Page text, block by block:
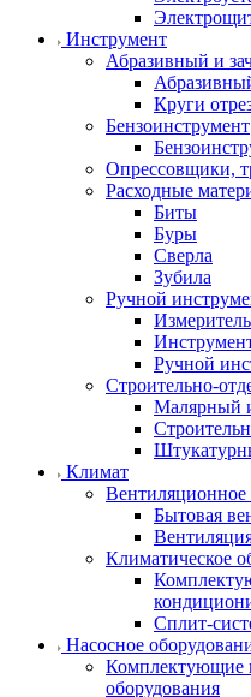
Инструмент
Абразивный и
Круги
Бензоинструмент
Опрессовщики,
Расходные
Биты
Буры
Сверла
Зубила
Ручной
Ручной
Строительно-
Малярный
Климат
Вентиляционное
Бытовая
Климатическое
Сплит-
Насосное
Комплектующие
оборудования